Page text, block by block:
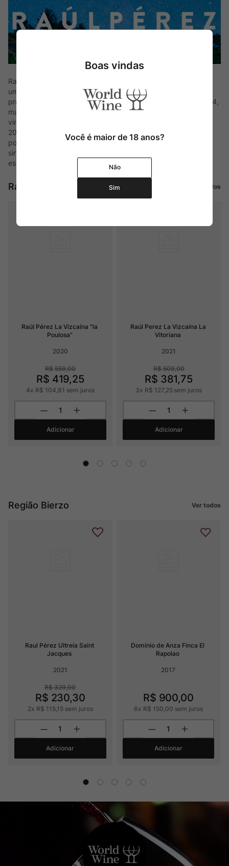
Raúl Pérez é um mago da viticultura espanhola, considerado
um dos enólogos mais visionários do mundo. Desde que
produziu sua primeira safra na vinícola de sua família em 1994,
mantém o perfil de exercer a mínima interferência em seus
vinhos, expressando o máximo de cada terroir. Com mais de
200 rótulos avaliados pela revista The Wine Advocate e
pouquíssimas garrafas elaboradas anualmente, cria vinhos
singulares, altamente avaliados em seus lançamentos e
esgotado em poucas horas.
Raúl Perez Ver todos
Raúl Pérez La Vizcaína "la
Poulosa"
2020
R$ 559,00
R$ 419,25
4x R$ 104,81 sem juros
Adicionar
Raúl Perez La Vizcaína La
Vitoriana
2021
R$ 509,00
R$ 381,75
3x R$ 127,25sem juros
Adicionar
Região Bierzo Ver todos
Raul Pérez Ultreia Saint
Jacques
2021
R$ 329,00
R$ 230,30
2x R$ 115,15sem juros
Adicionar
Dominio de Anza Finca El
Rapolao
2017
R$ 900,00
6x R$ 150,00 sem juros
Adicionar
Boas vindas
Você é maior de 18 anos?
Não
Sim